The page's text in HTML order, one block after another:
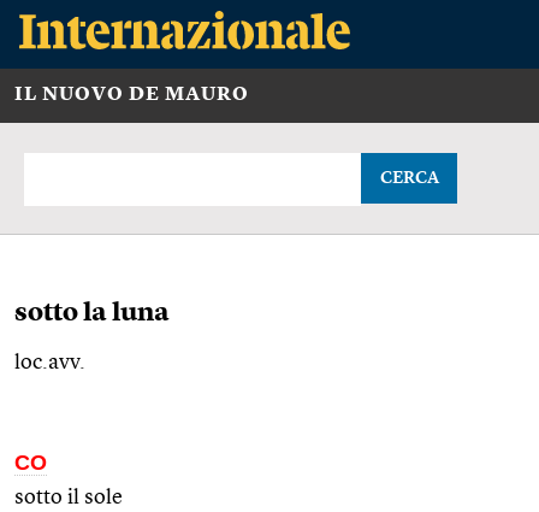
IL NUOVO DE MAURO
CERCA
sotto la luna
loc.avv.
CO
sotto il sole